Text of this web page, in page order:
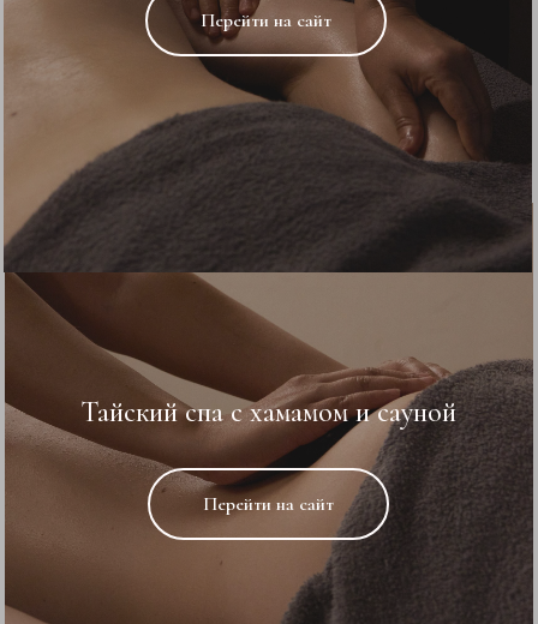
Тайский спа с хамамом и сауной
Перейти на сайт
Перейти на сайт